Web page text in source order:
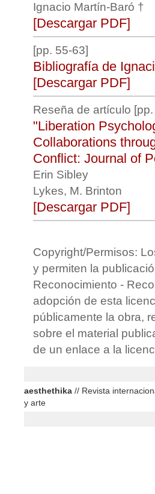
Ignacio Martín-Baró †
[Descargar PDF]
[pp. 55-63]
Bibliografía de
[Descargar PDF]
Reseña de artículo [pp.
"Liberation
Collaborations
Conflict: Journal of
Erin Sibley
Lykes, M. Brinton
[Descargar PDF]
Copyright/Permisos:
y permiten la
Reconocimiento -
adopción de esta
públicamente la obra,
sobre el material
de un enlace a la
aesthethika // Revista
y arte